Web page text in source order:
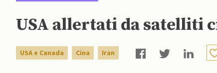
USA allertati da satelliti
USA e Canada Cina Iran